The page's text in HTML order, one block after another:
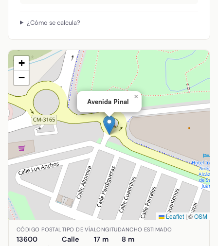
¿Cómo se calcula?
Avenida Pinal
×
+
−
Leaflet |©OSM
Ubicación de Avenida Pinal en Alcázar de San Juan,
CÓDIGO POSTAL
13600
TIPO DE VÍA
Calle
LONGITUD
17 m
ANCHO ESTIMADO
8 m